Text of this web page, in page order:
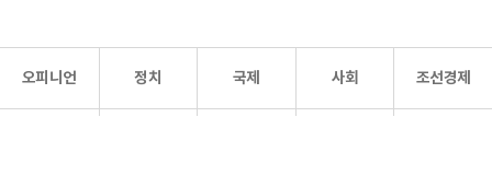
오피니언 정치 국제 사회 조선경제